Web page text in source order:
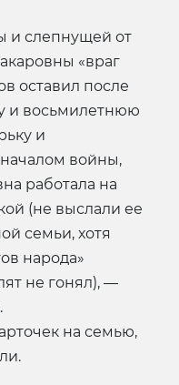
и слепнущей от
«враг
оставил после
и восьмилетнюю
и
войны,
работала на
(не выслали ее
семьи, хотя
народа»
не гонял), —
на семью,